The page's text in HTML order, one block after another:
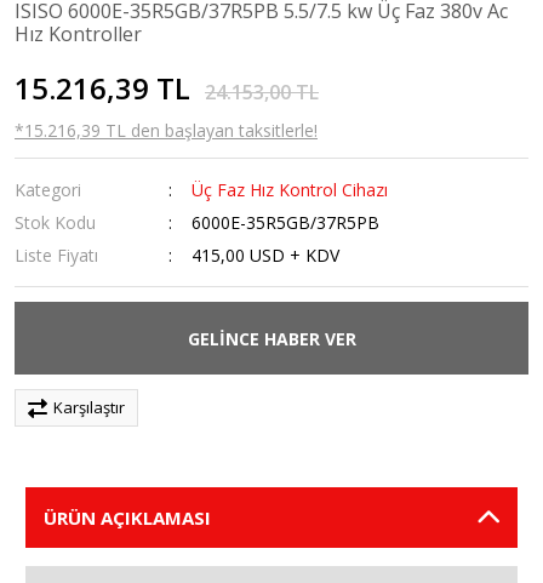
ISISO 6000E-35R5GB/37R5PB 5.5/7.5 kw Üç Faz 380v Ac
Hız Kontroller
15.216,39 TL 24.153,00 TL
*15.216,39 TL den başlayan taksitlerle!
Kategori
Üç Faz Hız Kontrol Cihazı
Stok Kodu
6000E-35R5GB/37R5PB
Liste Fiyatı
415,00 USD + KDV
GELİNCE HABER VER
Karşılaştır
ÜRÜN AÇIKLAMASI